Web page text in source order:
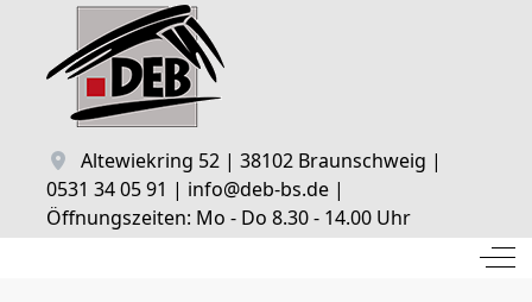
Altewiekring 52 | 38102 Braunschweig |
0531 34 05 91 | info@deb-bs.de |
Öffnungszeiten: Mo - Do 8.30 - 14.00 Uhr